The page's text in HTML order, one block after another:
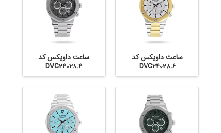
ساعت داویکس کد
DVG24028.6
ساعت داویکس کد
DVG24028.4